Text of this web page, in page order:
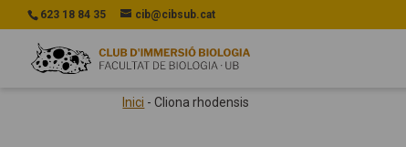
623 18 84 35 cib@cibsub.cat
Inici -Cliona rhodensis